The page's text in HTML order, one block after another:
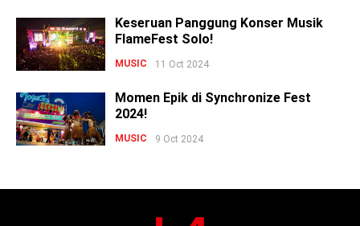
Keseruan Panggung Konser Musik
FlameFest Solo!
MUSIC 11 Oct 2024
Momen Epik di Synchronize Fest
2024!
MUSIC 9 Oct 2024